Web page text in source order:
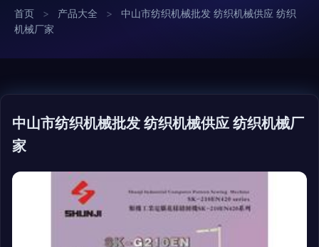
首页 > 产品大全 >
中山市纺织机械批发 纺织机械供应 纺织
机械厂家
中山市纺织机械批发 纺织机械供应 纺织机械厂
家